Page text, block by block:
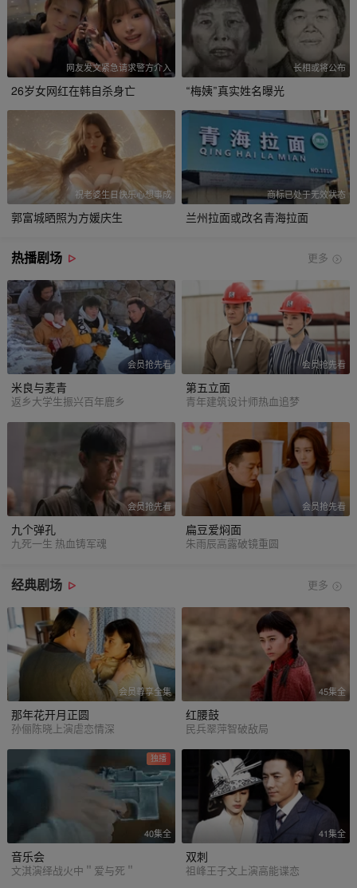
网友发文紧急请求警方介入
26岁女网红在韩自杀身亡
长相或将公布
“梅姨”真实姓名曝光
祝老婆生日快乐心想事成
郭富城晒照为方媛庆生
商标已处于无效状态
兰州拉面或改名青海拉面
热播剧场 更多
会员抢先看
米良与麦青
返乡大学生振兴百年鹿乡
会员抢先看
第五立面
青年建筑设计师热血追梦
会员抢先看
九个弹孔
九死一生 热血铸军魂
会员抢先看
扁豆爱焖面
朱雨辰高露破镜重圆
经典剧场 更多
会员尊享全集
那年花开月正圆
孙俪陈晓上演虐恋情深
45集全
红腰鼓
民兵翠萍智破敌局
40集全
独播
音乐会
文淇演绎战火中＂爱与死＂
41集全
双刺
祖峰王子文上演高能谍恋